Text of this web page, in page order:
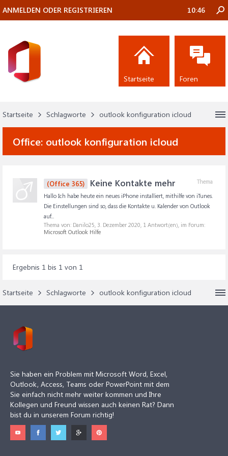
Startseite Schlagworte outlook konfiguration icloud
Office: outlook konfiguration icloud
Thema
(Office 365) Keine Kontakte mehr
Hallo Ich habe heute ein neues iPhone installiert, mithilfe von iTunes.
Die Einstellungen sind so, dass die Kontakte u. Kalender von Outlook
auf...
Thema von: Danilo25, 3. Dezember 2020, 1 Antwort(en), im Forum:
Microsoft Outlook Hilfe
Ergebnis 1 bis 1 von 1
Startseite Schlagworte outlook konfiguration icloud
ANMELDEN ODER REGISTRIEREN 10:46
Startseite Foren
Sie haben ein Problem mit Microsoft Word, Excel,
Outlook, Access, Teams oder PowerPoint mit dem
Sie einfach nicht mehr weiter kommen und Ihre
Kollegen und Freund wissen auch keinen Rat? Dann
bist du in unserem Forum richtig!